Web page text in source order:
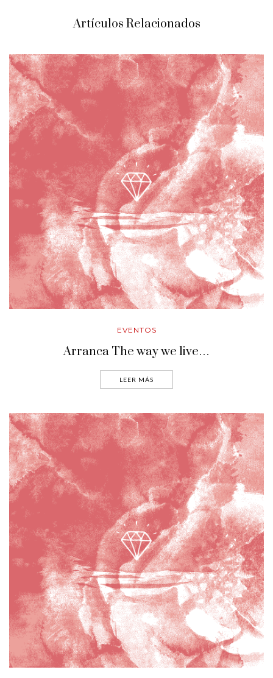
Artículos Relacionados
EVENTOS
Arranca The way we live…
LEER MÁS